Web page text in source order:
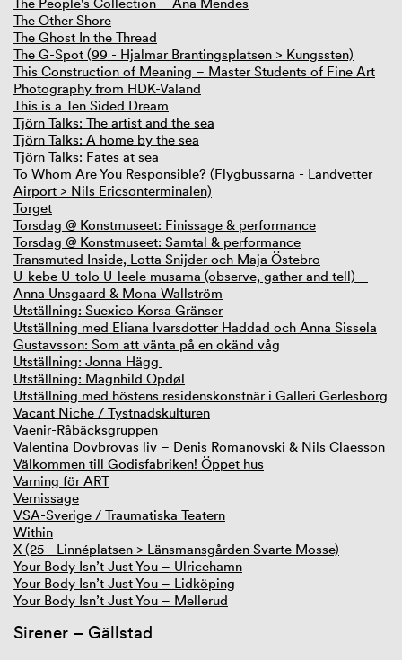
The Other Shore
The Ghost In the Thread
The G-Spot (99 - Hjalmar Brantingsplatsen > Kungssten)
This Construction of Meaning – Master Students of Fine Art
Photography from HDK-Valand
This is a Ten Sided Dream
Tjörn Talks: The artist and the sea
Tjörn Talks: A home by the sea
Tjörn Talks: Fates at sea
To Whom Are You Responsible? (Flygbussarna - Landvetter
Airport > Nils Ericsonterminalen)
Torget
Torsdag @ Konstmuseet: Finissage & performance
Torsdag @ Konstmuseet: Samtal & performance
Transmuted Inside, Lotta Snijder och Maja Östebro
U-kebe U-tolo U-leele musama (observe, gather and tell) –
Anna Unsgaard & Mona Wallström
Utställning: Suexico Korsa Gränser
Utställning med Eliana Ivarsdotter Haddad och Anna Sissela
Gustavsson: Som att vänta på en okänd våg
Utställning: Jonna Hägg
Utställning: Magnhild Opdøl
Utställning med höstens residenskonstnär i Galleri Gerlesborg
Vacant Niche / Tystnadskulturen
Vaenir-Råbäcksgruppen
Valentina Dovbrovas liv – Denis Romanovski & Nils Claesson
Välkommen till Godisfabriken! Öppet hus
Varning för ART
Vernissage
VSA-Sverige / Traumatiska Teatern
Within
X (25 - Linnéplatsen > Länsmansgården Svarte Mosse)
Your Body Isn’t Just You – Ulricehamn
Your Body Isn’t Just You – Lidköping
Your Body Isn’t Just You – Mellerud
Sirener – Gällstad